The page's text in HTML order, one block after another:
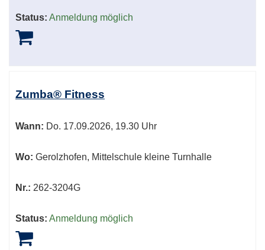
Status: Anmeldung möglich
Zumba® Fitness
Wann: Do. 17.09.2026, 19.30 Uhr
Wo: Gerolzhofen, Mittelschule kleine Turnhalle
Nr.: 262-3204G
Status: Anmeldung möglich